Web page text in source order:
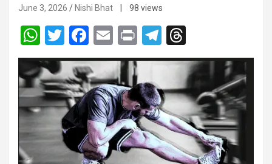
June 3, 2026 Nishi Bhat | 98 views
W
h
at
s
A
p
p
T
wi
tt
er
F
a
ce
b
o
o
k
E
m
ail
Pr
in
t
T
el
gr
a
m
hr
e
a
d
s